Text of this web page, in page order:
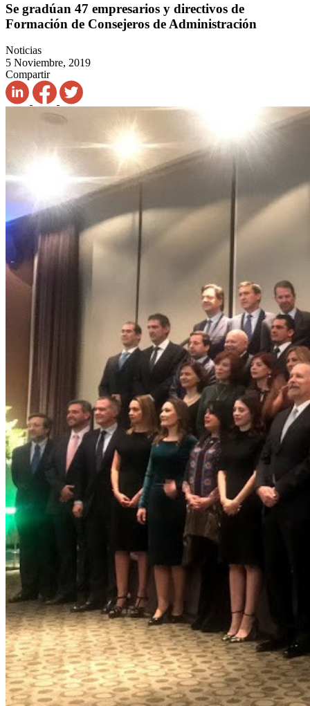
Se gradúan 47 empresarios y directivos de
Formación de Consejeros de Administración
Noticias
5 Noviembre, 2019
Compartir